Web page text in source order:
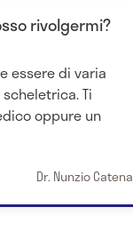
rivolgermi?
essere di varia
Ti
oppure un
Dr. Nunzio Catena